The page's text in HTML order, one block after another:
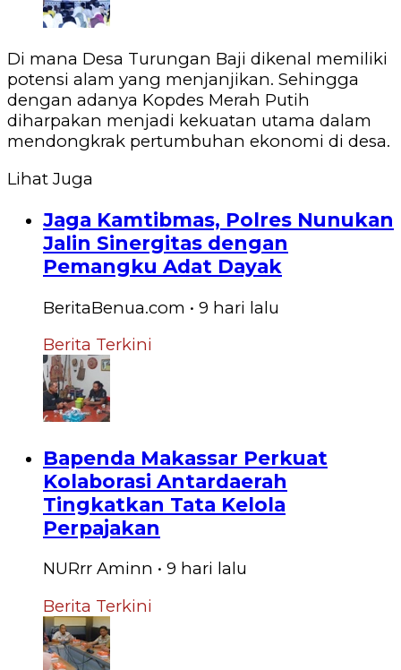
Di mana Desa Turungan Baji dikenal memiliki
potensi alam yang menjanjikan. Sehingga
dengan adanya Kopdes Merah Putih
diharpakan menjadi kekuatan utama dalam
mendongkrak pertumbuhan ekonomi di desa.
Lihat Juga
Jaga Kamtibmas, Polres Nunukan
Jalin Sinergitas dengan
Pemangku Adat Dayak
BeritaBenua.com • 9 hari lalu
Berita Terkini
Bapenda Makassar Perkuat
Kolaborasi Antardaerah
Tingkatkan Tata Kelola
Perpajakan
NURrr Aminn • 9 hari lalu
Berita Terkini